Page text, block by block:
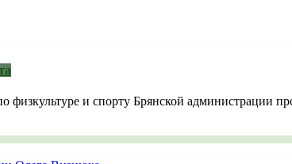
физкультуре и спорту Брянской администрации